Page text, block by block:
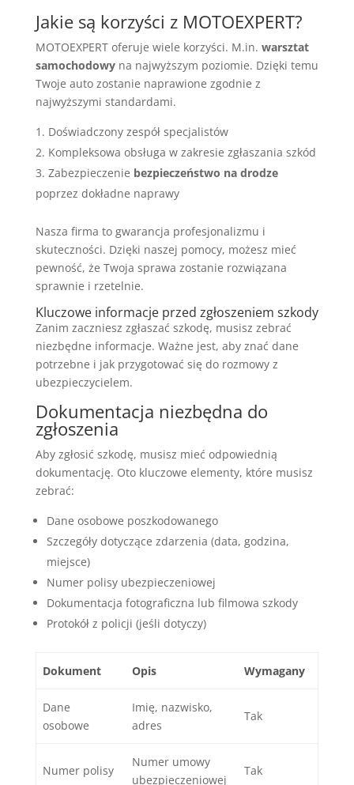
Jakie są korzyści z MOTOEXPERT?
MOTOEXPERT oferuje wiele korzyści. M.in. warsztat
samochodowyna najwyższym poziomie. Dzięki temu
Twoje auto zostanie naprawione zgodnie z
najwyższymi standardami.
Doświadczony zespół specjalistów
Kompleksowa obsługa w zakresie zgłaszania szkód
Zabezpieczenie bezpieczeństwo na drodze
poprzez dokładne naprawy
Nasza firma to gwarancja profesjonalizmu i
skuteczności. Dzięki naszej pomocy, możesz mieć
pewność, że Twoja sprawa zostanie rozwiązana
sprawnie i rzetelnie.
Kluczowe informacje przed zgłoszeniem szkody
Zanim zaczniesz zgłaszać szkodę, musisz zebrać
niezbędne informacje. Ważne jest, aby znać dane
potrzebne i jak przygotować się do rozmowy z
ubezpieczycielem.
Dokumentacja niezbędna do
zgłoszenia
Aby zgłosić szkodę, musisz mieć odpowiednią
dokumentację. Oto kluczowe elementy, które musisz
zebrać:
Dane osobowe poszkodowanego
Szczegóły dotyczące zdarzenia (data, godzina,
miejsce)
Numer polisy ubezpieczeniowej
Dokumentacja fotograficzna lub filmowa szkody
Protokół z policji (jeśli dotyczy)
Dokument Opis Wymagany
Dane
osobowe
Imię, nazwisko,
adres
Tak
Numer polisy
Numer umowy
ubezpieczeniowej
Tak